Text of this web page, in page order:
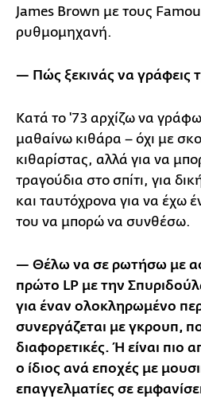
James Brown με τους
ρυθμομηχανή.
— Πώς ξεκινάς να γράφεις
Κατά το '73 αρχίζω να
μαθαίνω κιθάρα – όχι με
κιθαρίστας, αλλά για να
τραγούδια στο σπίτι, για
και ταυτόχρονα για να έχω
του να μπορώ να συνθέσω.
— Θέλω να σε ρωτήσω με
πρώτο LP με την
για έναν ολοκληρωμένο
συνεργάζεται με γκρουπ,
διαφορετικές. Ή είναι πιο
ο ίδιος ανά εποχές με
επαγγελματίες σε